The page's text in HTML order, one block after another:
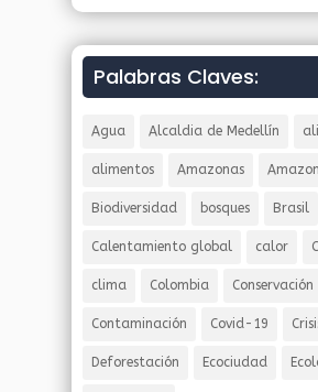
Palabras Claves:
Agua Alcaldia de Medellín
alimentos Amazonas
Biodiversidad bosques Brasil
Calentamiento global calor
clima Colombia Conservación
Contaminación Covid-19
Deforestación Ecociudad